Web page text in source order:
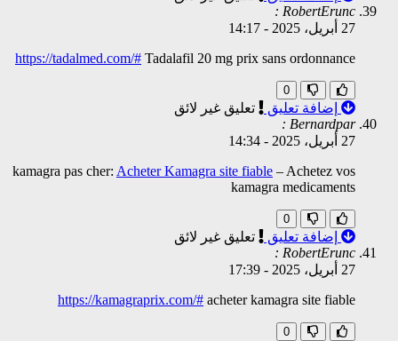
RobertErunc :
27 أبريل، 2025
-
14:17
https://tadalmed.com/# Tadalafil 20 mg prix sans ordonnance
0
إضافة تعليق
تعليق غير لائق
Bernardpar :
27 أبريل، 2025
-
14:34
kamagra pas cher: Acheter Kamagra site fiable – Achetez vos
kamagra medicaments
0
إضافة تعليق
تعليق غير لائق
RobertErunc :
27 أبريل، 2025
-
17:39
https://kamagraprix.com/# acheter kamagra site fiable
0